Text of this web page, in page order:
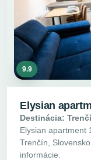
9.9
Elysian
Destinácia:
Elysian apartment
Trenčín,
informácie.